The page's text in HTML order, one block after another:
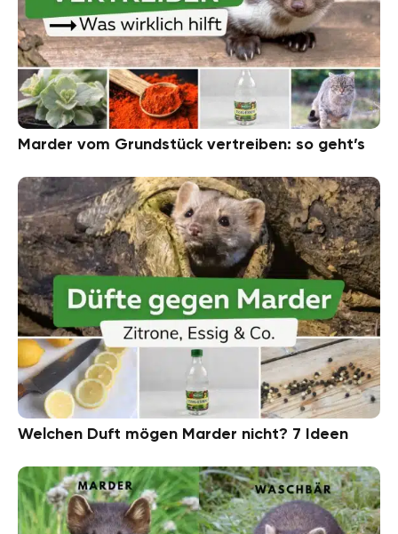
Marder vom Grundstück vertreiben: so geht’s
Welchen Duft mögen Marder nicht? 7 Ideen